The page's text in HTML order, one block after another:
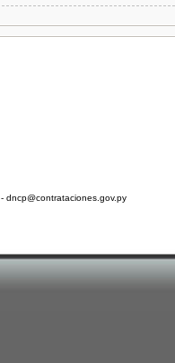
dncp@contrataciones.gov.py